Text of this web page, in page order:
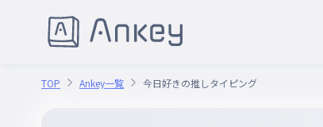
TOP Ankey一覧 今日好きの推しタイピング